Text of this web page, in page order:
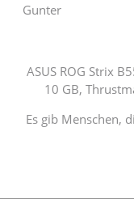
Gunter
ASUS ROG Strix
10 GB,
Es gib Menschen,